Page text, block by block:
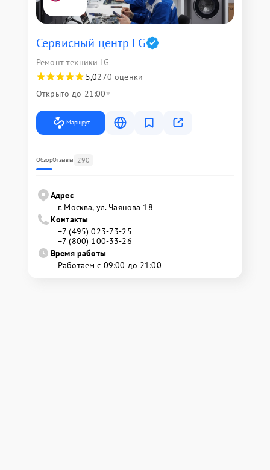
Сервисный центр LG
Ремонт техники LG
5,0270 оценки
Открыто до 21:00
Маршрут
ОбзорОтзывы 290
Адрес
г. Москва, ул. Чаянова 18
Контакты
+7 (495) 023-73-25
+7 (800) 100-33-26
Время работы
Работаем с 09:00 до 21:00